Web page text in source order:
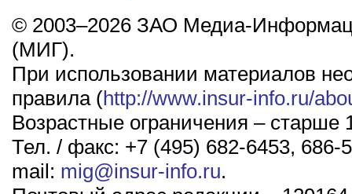
© 2003–2026 ЗАО Медиа-
(МИГ).
При использовании материалов
правила (http://www.insur-info.ru/
Возрастные ограничения – старше
Тел. / факс: +7 (495) 682-6453, 686-
mail: mig@insur-info.ru.